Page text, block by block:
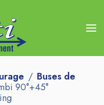
Buses de
90°+45°